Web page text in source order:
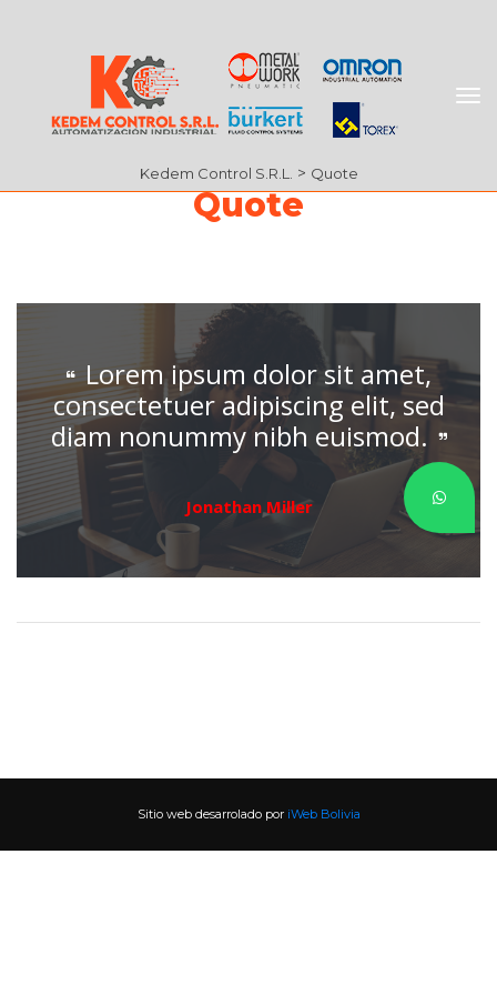
Kedem Control S.R.L. > Quote
Quote
Lorem ipsum dolor sit amet,
consectetuer adipiscing elit, sed
diam nonummy nibh euismod.
Jonathan Miller
Sitio web desarrolado por iWeb Bolivia